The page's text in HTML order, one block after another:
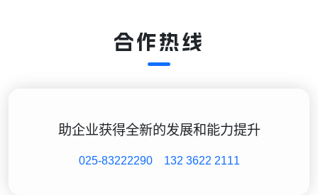
合作热线
助企业获得全新的发展和能力提升
025-83222290 132 3622 2111